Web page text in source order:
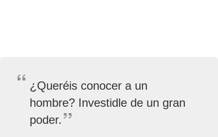
¿Queréis conocer a un
hombre? Investidle de un gran
poder.